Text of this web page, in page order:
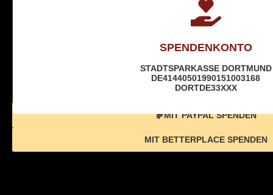
SPENDENKONTO
STADTSPARKASSE DORTMUND
DE41440501990151003168
DORTDE33XXX
MIT PAYPAL SPENDEN
MIT BETTERPLACE SPENDEN